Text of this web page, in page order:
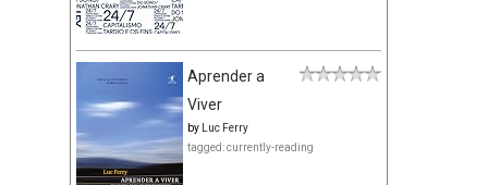
Aprender a
Viver
by
Luc Ferry
tagged: currently-reading